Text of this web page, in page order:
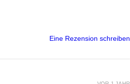
Eine Rezension schreiben